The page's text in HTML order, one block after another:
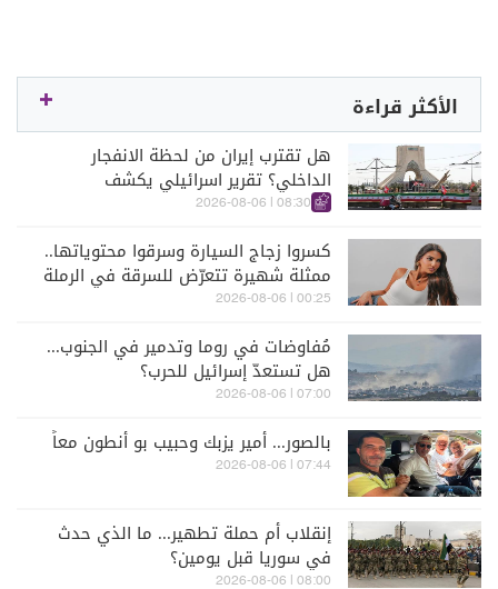
الأكثر قراءة
هل تقترب إيران من لحظة الانفجار
الداخلي؟ تقرير اسرائيلي يكشف
الكواليس
08:30 | 2026-08-06
كسروا زجاج السيارة وسرقوا محتوياتها..
ممثلة شهيرة تتعرّض للسرقة في الرملة
البيضاء (فيديو)
00:25 | 2026-08-06
مُفاوضات في روما وتدمير في الجنوب...
هل تستعدّ إسرائيل للحرب؟
07:00 | 2026-08-06
بالصور... أمير يزبك وحبيب بو أنطون معاً
07:44 | 2026-08-06
إنقلاب أم حملة تطهير... ما الذي حدث
في سوريا قبل يومين؟
08:00 | 2026-08-06